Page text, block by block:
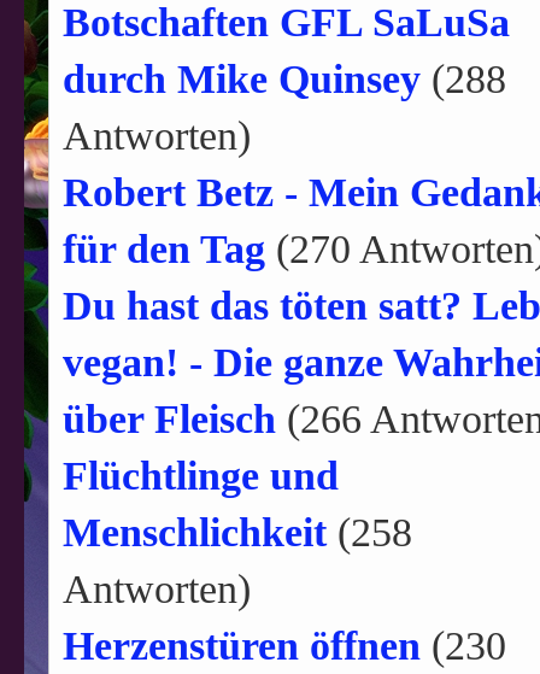
Botschaften GFL SaLuSa
durch Mike Quinsey (288
Antworten)
Robert Betz - Mein
für den Tag (270
Du hast das töten satt?
vegan! - Die ganze
über Fleisch (266
Flüchtlinge und
Menschlichkeit(258
Antworten)
Herzenstüren öffnen (230